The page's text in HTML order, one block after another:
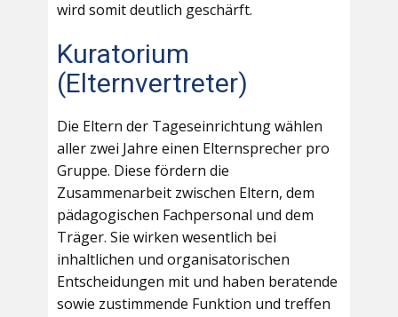
wird somit deutlich geschärft.
Kuratorium
(Elternvertreter)
Die Eltern der Tageseinrichtung wählen
aller zwei Jahre einen Elternsprecher pro
Gruppe. Diese fördern die
Zusammenarbeit zwischen Eltern, dem
pädagogischen Fachpersonal und dem
Träger. Sie wirken wesentlich bei
inhaltlichen und organisatorischen
Entscheidungen mit und haben beratende
sowie zustimmende Funktion und treffen